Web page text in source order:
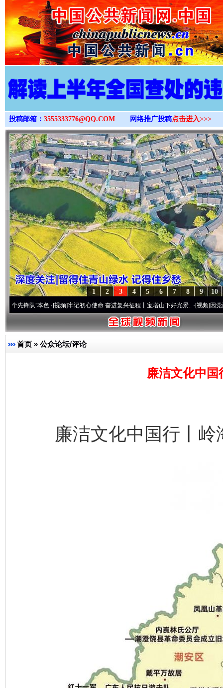
>
投稿邮箱： 3555333776@QQ.COM 网络推广投稿点击进入>>>
10
9
8
7
6
5
4
3
2
1
”本色·[视频]牢记初心使命 奋进复兴征程丨宝塔山下好光景..·[视频]因党而生 为党
首页 » 公众论坛/评论
廉洁文化中
廉洁文化中国行丨岭